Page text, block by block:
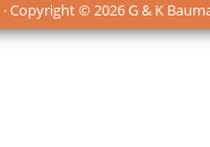
· Copyright © 2026 G & K